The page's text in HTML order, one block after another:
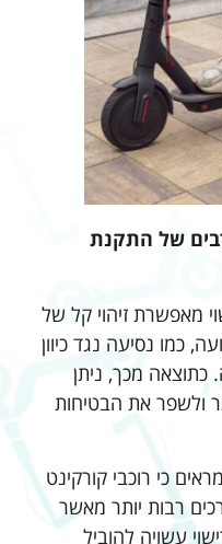
של התקנת
מאפשרת זיהוי קל של
כמו נסיעה נגד כיוון
מכך, ניתן
ולשפר את הבטיחות
כי רוכבי קורקינט
רבות יותר מאשר
עשויה להוביל